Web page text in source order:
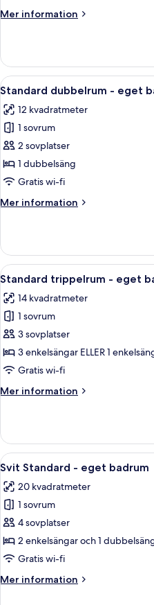
badrum
Mer information
Mer
tvåbäddsrum
eget
Öppna
alla
foton
för
Standard
dubbelrum
-
badrum
21
Standard dubbelrum - eget
12 kvadratmeter
1 sovrum
2 sovplatser
1 dubbelsäng
Gratis wi-fi
Mer information
Mer
dubbelrum
eget
Öppna
alla
foton
för
Standard
trippelrum
-
badrum
19
Standard trippelrum - eget
14 kvadratmeter
1 sovrum
3 sovplatser
3 enkelsängar ELLER 1
Gratis wi-fi
Mer information
Mer
trippelrum
eget
Öppna
alla
foton
för
Svit
Standard
-
badrum
12
Svit Standard - eget badrum
20 kvadratmeter
1 sovrum
4 sovplatser
2 enkelsängar och 1
Gratis wi-fi
Mer information
Mer